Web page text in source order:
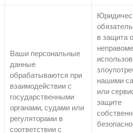
Ваши персональные
данные
обрабатываются при
взаимодействии с
государственными
органами, судами или
регуляторами в
соответствии с
в защита
нашими
или
защите